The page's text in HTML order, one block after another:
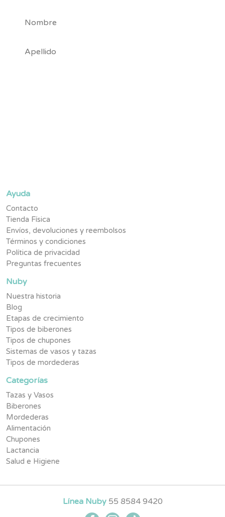
Ayuda
Contacto
Tienda Física
Envíos, devoluciones y reembolsos
Términos y condiciones
Política de privacidad
Preguntas frecuentes
Nuby
Nuestra historia
Blog
Etapas de crecimiento
Tipos de biberones
Tipos de chupones
Sistemas de vasos y tazas
Tipos de mordederas
Categorías
Tazas y Vasos
Biberones
Mordederas
Alimentación
Chupones
Lactancia
Salud e Higiene
Línea Nuby 55 8584 9420